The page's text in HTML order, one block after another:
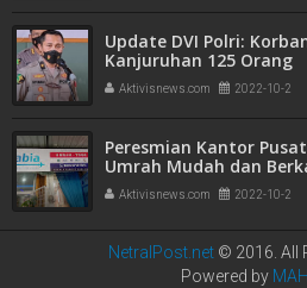
Update DVI Polri:
Kanjuruhan 125 Orang
Aktivisnews.com 2022-10-2
Peresmian Kantor
Umrah Mudah dan
Aktivisnews.com 2022-10-2
NetralPost.net© 2016. All
Powered by